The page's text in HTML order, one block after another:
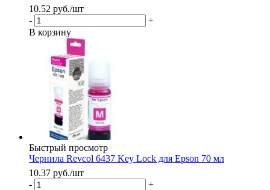
10.52 руб./шт
-
+
В корзину
Быстрый просмотр
Чернила Revcol 6437 Key Lock для Epson 70 мл
10.37 руб./шт
-
+